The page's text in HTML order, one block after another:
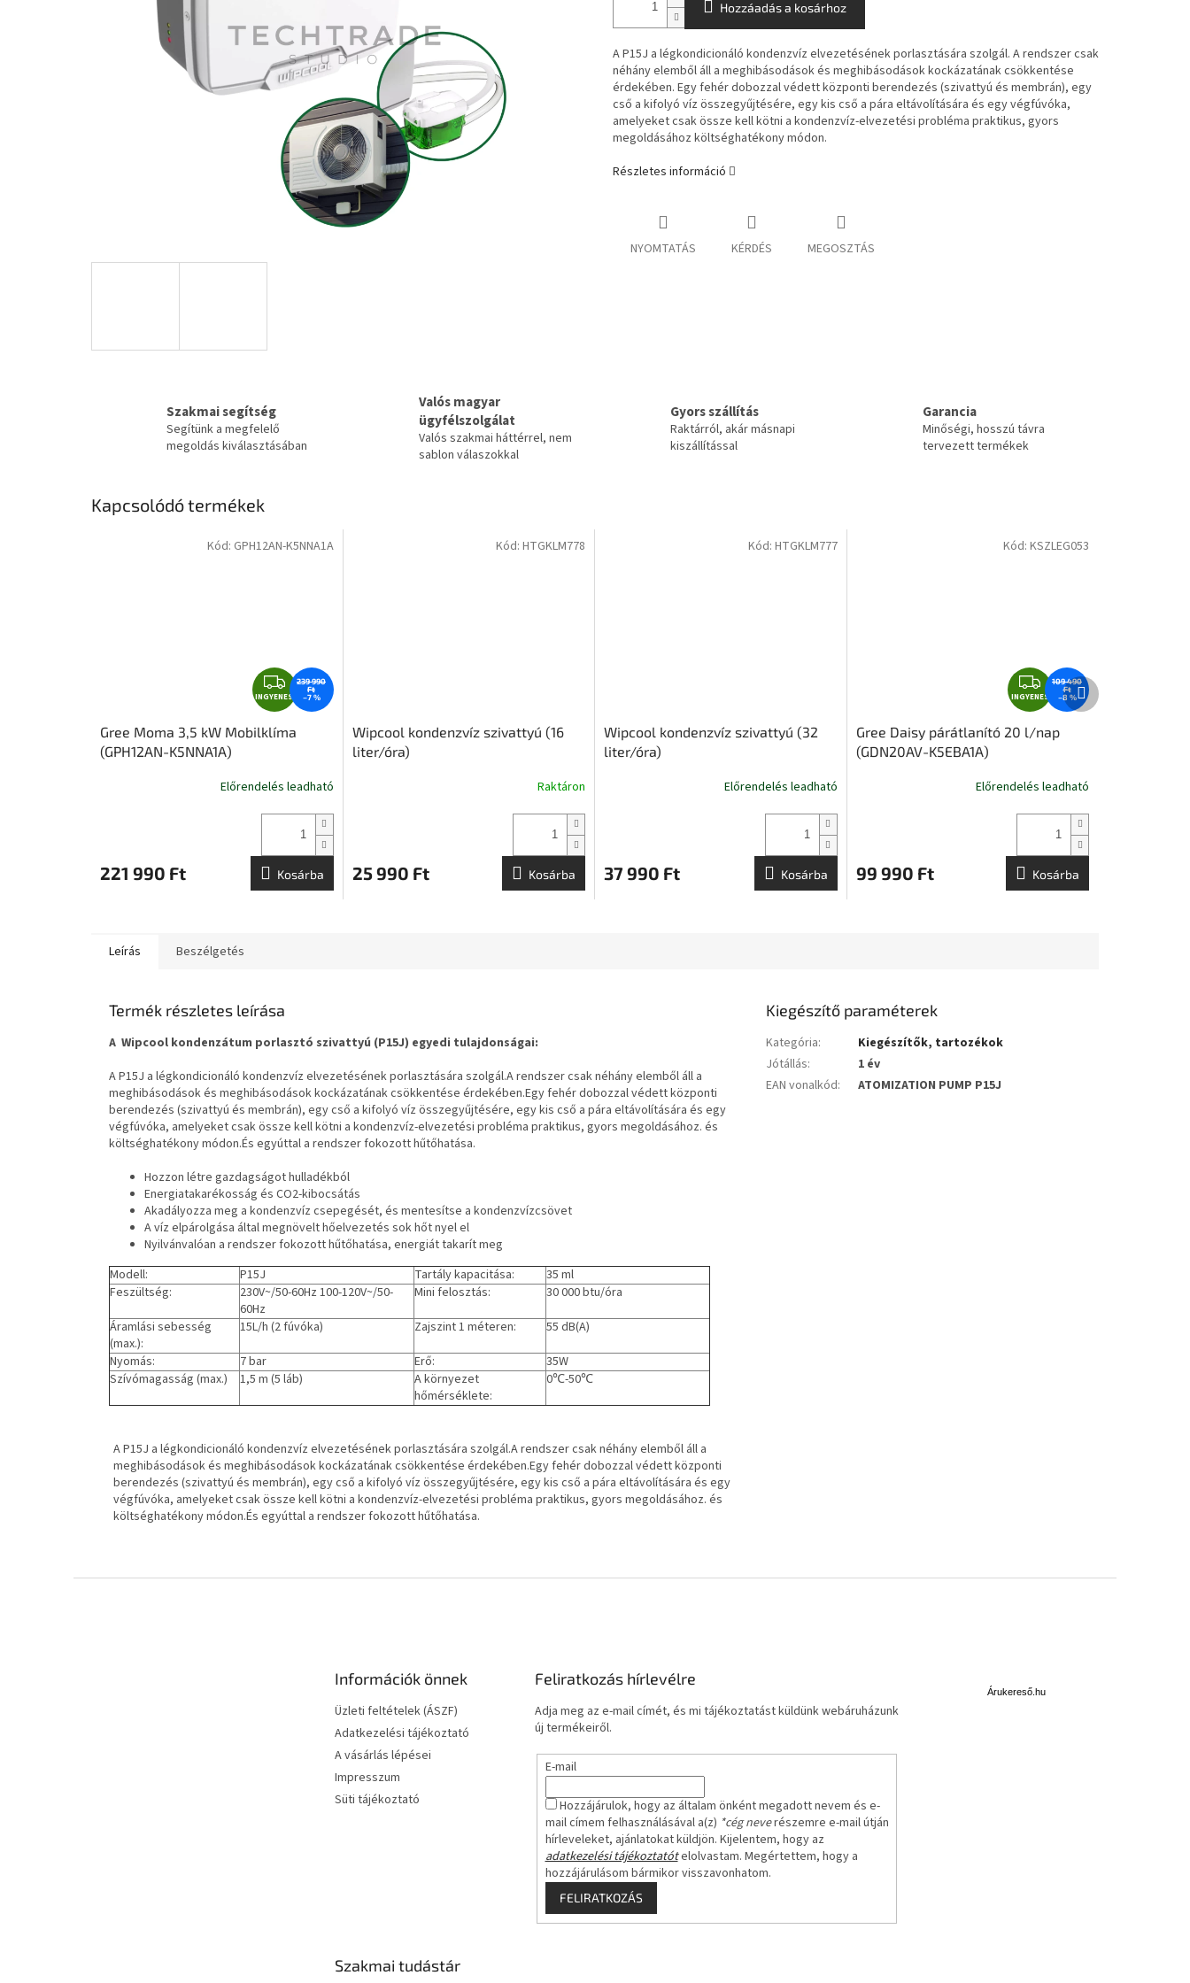
Hozzáadás a kosárhoz
A P15J a légkondicionáló kondenzvíz elvezetésének porlasztására szolgál. A rendszer csak
néhány elemből áll a meghibásodások és meghibásodások kockázatának csökkentése
érdekében. Egy fehér dobozzal védett központi berendezés (szivattyú és membrán), egy
cső a kifolyó víz összegyűjtésére, egy kis cső a pára eltávolítására és egy végfúvóka,
amelyeket csak össze kell kötni a kondenzvíz-elvezetési probléma praktikus, gyors
megoldásához költséghatékony módon.
Részletes információ
NYOMTATÁS KÉRDÉS MEGOSZTÁS
Szakmai segítség
Segítünk a megfelelő
megoldás kiválasztásában
Valós magyar
ügyfélszolgálat
Valós szakmai háttérrel, nem
sablon válaszokkal
Gyors szállítás
Raktárról, akár másnapi
kiszállítással
Garancia
Minőségi, hosszú távra
tervezett termékek
Kapcsolódó termékek
I
N
Y
N
E
INGYENES
239 990
Ft
–7 %
Gree Moma 3,5 kW Mobilklíma
(GPH12AN-K5NNA1A)
Előrendelés leadható
221 990 Ft Kosárba
Kód: GPH12AN-K5NNA1A
Wipcool kondenzvíz szivattyú (16
liter/óra)
Raktáron
25 990 Ft Kosárba
Kód: HTGKLM778
Wipcool kondenzvíz szivattyú (32
liter/óra)
Előrendelés leadható
37 990 Ft Kosárba
Kód: HTGKLM777
I
N
Y
N
E
INGYENES
109 490
Ft
–8 %
Gree Daisy párátlanító 20 l/nap
(GDN20AV-K5EBA1A)
Előrendelés leadható
99 990 Ft Kosárba
Kód: KSZLEG053
Következő
termék
Leírás Beszélgetés
Termék részletes leírása
A Wipcool kondenzátum porlasztó szivattyú (P15J) egyedi tulajdonságai:
A P15J a légkondicionáló kondenzvíz elvezetésének porlasztására szolgál.A rendszer csak néhány elemből áll a
meghibásodások és meghibásodások kockázatának csökkentése érdekében.Egy fehér dobozzal védett központi
berendezés (szivattyú és membrán), egy cső a kifolyó víz összegyűjtésére, egy kis cső a pára eltávolítására és egy
végfúvóka, amelyeket csak össze kell kötni a kondenzvíz-elvezetési probléma praktikus, gyors megoldásához. és
költséghatékony módon.És egyúttal a rendszer fokozott hűtőhatása.
Hozzon létre gazdagságot hulladékból
Energiatakarékosság és CO2-kibocsátás
Akadályozza meg a kondenzvíz csepegését, és mentesítse a kondenzvízcsövet
A víz elpárolgása által megnövelt hőelvezetés sok hőt nyel el
Nyilvánvalóan a rendszer fokozott hűtőhatása, energiát takarít meg
Modell:
P15J Tartály kapacitása:
35 ml
Feszültség:
230V~/50-60Hz 100-120V~/50-
60Hz
Mini felosztás:
30 000 btu/óra
Áramlási sebesség
(max.):
15L/h (2 fúvóka) Zajszint 1 méteren:
55 dB(A)
Nyomás:
7 bar Erő:
35W
Szívómagasság (max.)
1,5 m (5 láb)
A környezet
hőmérséklete:
0℃-50℃
A P15J a légkondicionáló kondenzvíz elvezetésének porlasztására szolgál.A rendszer csak néhány elemből áll a
meghibásodások és meghibásodások kockázatának csökkentése érdekében.Egy fehér dobozzal védett központi
berendezés (szivattyú és membrán), egy cső a kifolyó víz összegyűjtésére, egy kis cső a pára eltávolítására és egy
végfúvóka, amelyeket csak össze kell kötni a kondenzvíz-elvezetési probléma praktikus, gyors megoldásához. és
költséghatékony módon.És egyúttal a rendszer fokozott hűtőhatása.
Kiegészítő paraméterek
Kategória:
Kiegészítők, tartozékok
Jótállás:
1 év
EAN vonalkód: ATOMIZATION PUMP P15J
Információk önnek
Üzleti feltételek (ÁSZF)
Adatkezelési tájékoztató
A vásárlás lépései
Impresszum
Süti tájékoztató
Feliratkozás hírlevélre
Adja meg az e-mail címét, és mi tájékoztatást küldünk webáruházunk
új termékeiről.
E-mail
Hozzájárulok, hogy az általam önként megadott nevem és e-
mail címem felhasználásával a(z) *cég neverészemre e-mail útján
hírleveleket, ajánlatokat küldjön. Kijelentem, hogy az
adatkezelési tájékoztatótelolvastam. Megértettem, hogy a
hozzájárulásom bármikor visszavonhatom.
FELIRATKOZÁS
Árukereső.hu
Szakmai tudástár